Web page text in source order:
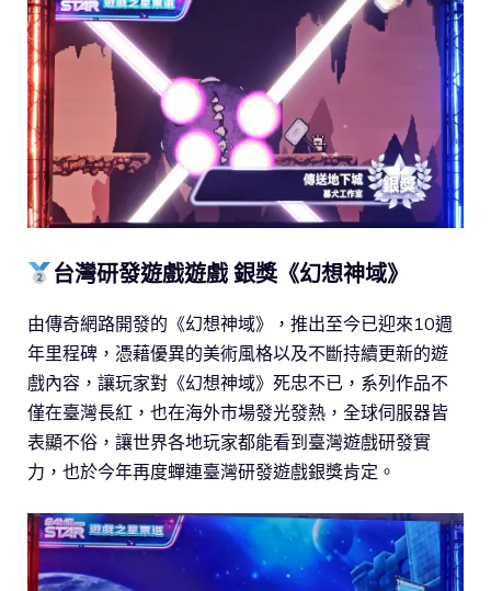
台灣研發遊戲遊戲 銀獎《幻想神域》
由傳奇網路開發的《幻想神域》，推出至今已迎來10週
年里程碑，憑藉優異的美術風格以及不斷持續更新的遊
戲內容，讓玩家對《幻想神域》死忠不已，系列作品不
僅在臺灣長紅，也在海外市場發光發熱，全球伺服器皆
表顯不俗，讓世界各地玩家都能看到臺灣遊戲研發實
力，也於今年再度蟬連臺灣研發遊戲銀獎肯定。